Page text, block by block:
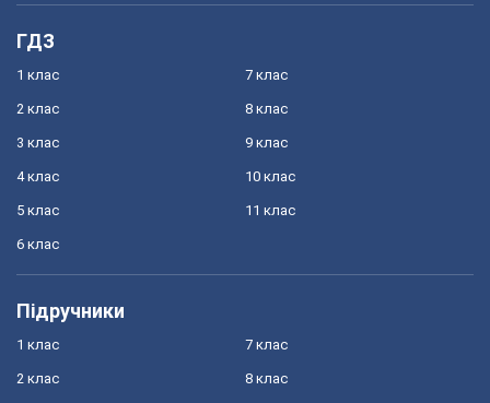
ГДЗ
1 клас
2 клас
3 клас
4 клас
5 клас
6 клас
7 клас
8 клас
9 клас
10 клас
11 клас
Підручники
1 клас
2 клас
7 клас
8 клас